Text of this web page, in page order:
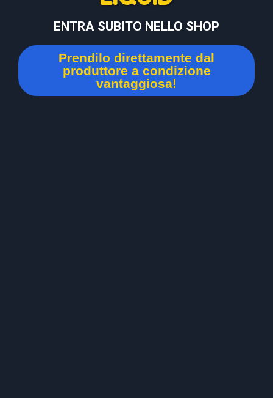
ENTRA SUBITO NELLO SHOP
Prendilo direttamente dal
produttore a condizione
vantaggiosa!